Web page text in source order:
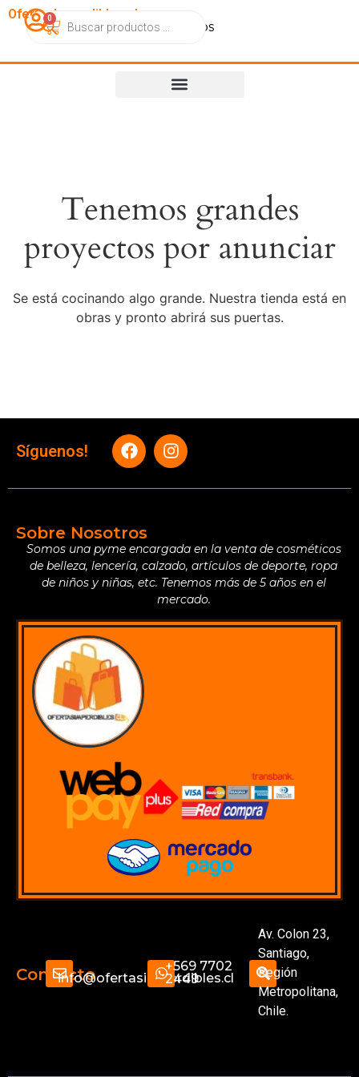
OfertasImperdibles.cl
CatálogoContactoNosotros
0
Tenemos grandes
proyectos por anunciar
Se está cocinando algo grande. Nuestra tienda está en
obras y pronto abrirá sus puertas.
Síguenos!
Sobre Nosotros
Somos una pyme encargada en la venta de cosméticos
de belleza, lencería, calzado, artículos de deporte, ropa
de niños y niñas, etc. Tenemos más de 5 años en el
mercado.
Contactoinfo@ofertasimperdibles.cl
+569 7702
2449
Av. Colon 23,
Santiago,
Región
Metropolitana,
Chile.